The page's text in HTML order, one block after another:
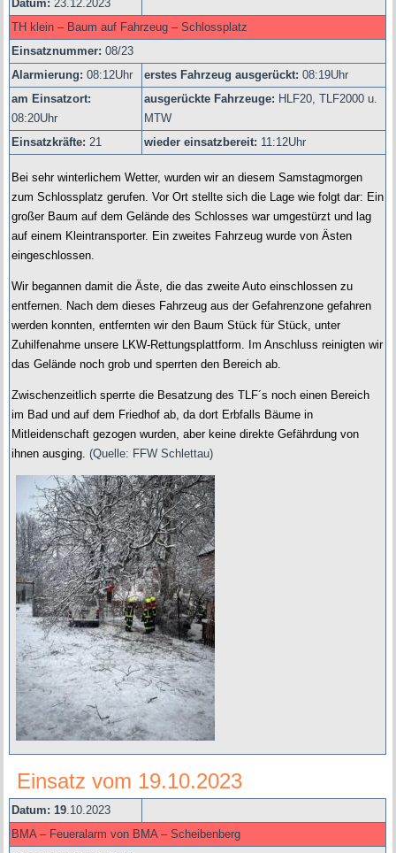
Datum:23.12.2023
TH klein – Baum auf Fahrzeug – Schlossplatz
Einsatznummer:08/23
Alarmierung: 08:12Uhr erstes Fahrzeug ausgerückt: 08:19Uhr
am Einsatzort:
08:20Uhr
ausgerückte Fahrzeuge: HLF20, TLF2000 u.
MTW
Einsatzkräfte:21 wieder einsatzbereit: 11:12Uhr
Bei sehr winterlichem Wetter, wurden wir an diesem Samstagmorgen
zum Schlossplatz gerufen. Vor Ort stellte sich die Lage wie folgt dar: Ein
großer Baum auf dem Gelände des Schlosses war umgestürzt und lag
auf einem Kleintransporter. Ein zweites Fahrzeug wurde von Ästen
eingeschlossen.
Wir begannen damit die Äste, die das zweite Auto einschlossen zu
entfernen. Nach dem dieses Fahrzeug aus der Gefahrenzone gefahren
werden konnten, entfernten wir den Baum Stück für Stück, unter
Zuhilfenahme unsere LKW-Rettungsplattform. Im Anschluss reinigten wir
das Gelände noch grob und sperrten den Bereich ab.
Zwischenzeitlich sperrte die Besatzung des TLF´s noch einen Bereich
im Bad und auf dem Friedhof ab, da dort Erbfalls Bäume in
Mitleidenschaft gezogen wurden, aber keine direkte Gefährdung von
ihnen ausging.(Quelle: FFW Schlettau)
Einsatz vom 19.10.2023
Datum: 19.10.2023
BMA – Feueralarm von BMA – Scheibenberg